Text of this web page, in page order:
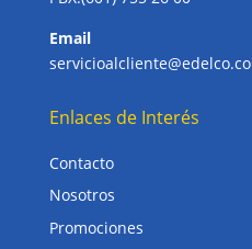
Email
servicioalcliente@edelco.co
Enlaces de Interés
Contacto
Nosotros
Promociones